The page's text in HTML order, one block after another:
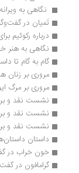
نگاهی به
تَمیان در گفت‌وگو با
درباره رکوئیم برای
نگاهی به هنر خوردن
گام به گام تا
مروری بر زنان
مروری بر مرگ ایوان
نشست نقد و بررسی
نشست نقد و بررسی
نشست نقد و بررسی
داستان داستان‌ها: فریدون(8) | علی
خون خراب در گفت‌وگو
گرامافون در گفت‌وگو با